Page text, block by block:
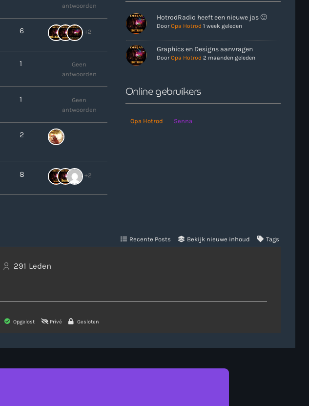
more_vert
Onze Non-Stop draait 24/7 op de uren als er geen Live-Dj is. Ook kun je tijdens de
Non-Stop verzoekjes aanvragen. Klik in het menu op Verzoekjes.
antwoorden
6 +2
1
Geen
antwoorden
1
Geen
antwoorden
2
8 +2
HotrodRadio heeft een nieuwe jas 🙂
DoorOpa Hotrod 1 week geleden
Graphics en Designs aanvragen
DoorOpa Hotrod 2 maanden geleden
Online gebruikers
Opa Hotrod Senna
Recente Posts Bekijk nieuwe inhoud Tags
291 Leden
Opgelost Privé Gesloten